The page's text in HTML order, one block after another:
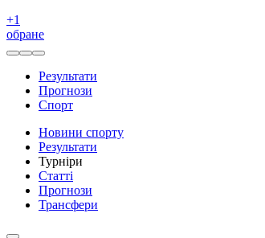
+1
обране
Результати
Прогнози
Спорт
Новини спорту
Результати
Турніри
Статті
Прогнози
Трансфери